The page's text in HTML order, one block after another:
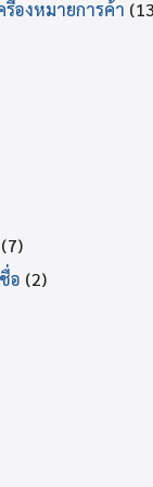
องหมายการค้า
(7)
อ (2)